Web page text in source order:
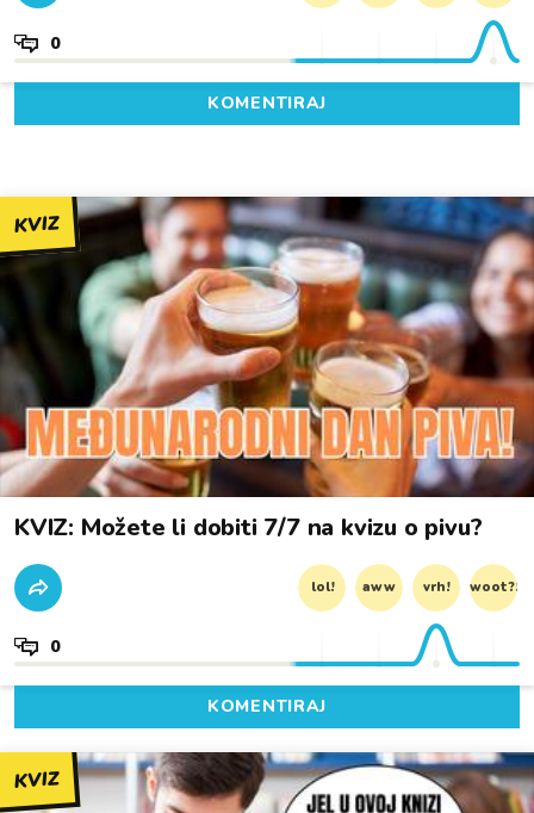
0
KOMENTIRAJ
KVIZ
KVIZ: Možete li dobiti 7/7 na kvizu o pivu?
lol! aww vrh! woot?!
0
KOMENTIRAJ
KVIZ